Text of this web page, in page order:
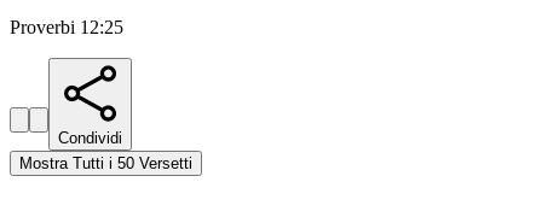
Proverbi 12:25
Condividi
Mostra Tutti i 50 Versetti